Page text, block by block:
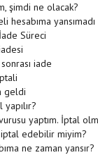
şimdi ne olacak?
hesabıma yansımadı
Süreci
iade
geldi
yaptım. İptal
edebilir miyim?
ne zaman yansır?